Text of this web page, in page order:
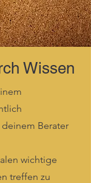
Wissen
Berater
wichtige
treffen zu